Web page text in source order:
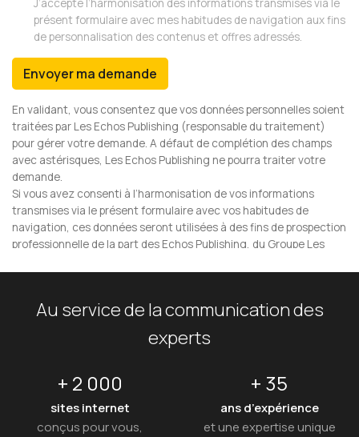
Au service de lacommunicationdes
experts
+ 2 000
sites internet
conçus pour vous,
+ 35
ans d’expérience
et une expertise unique